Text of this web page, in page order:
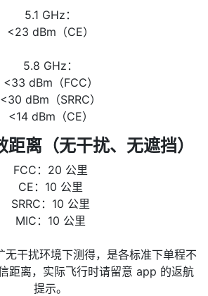
5.1 GHz：
<23 dBm（CE）
5.8 GHz：
<33 dBm（FCC）
<30 dBm（SRRC）
<14 dBm（CE）
离（无干扰、无遮挡）
FCC：20 公里
CE：10 公里
SRRC：10 公里
MIC：10 公里
无干扰环境下测得，是各标准下单程不
距离，实际飞行时请留意 app 的返航
提示。